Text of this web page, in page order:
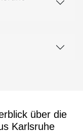
über die
Karlsruhe